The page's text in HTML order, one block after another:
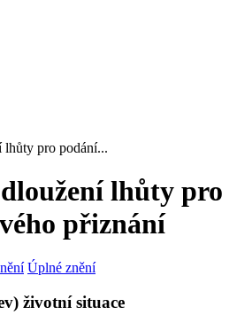
lhůty pro podání...
lhůty pro
přiznání
Úplné znění
životní situace